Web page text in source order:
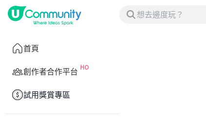
首頁
創作者合作平台
試用獎賞專區